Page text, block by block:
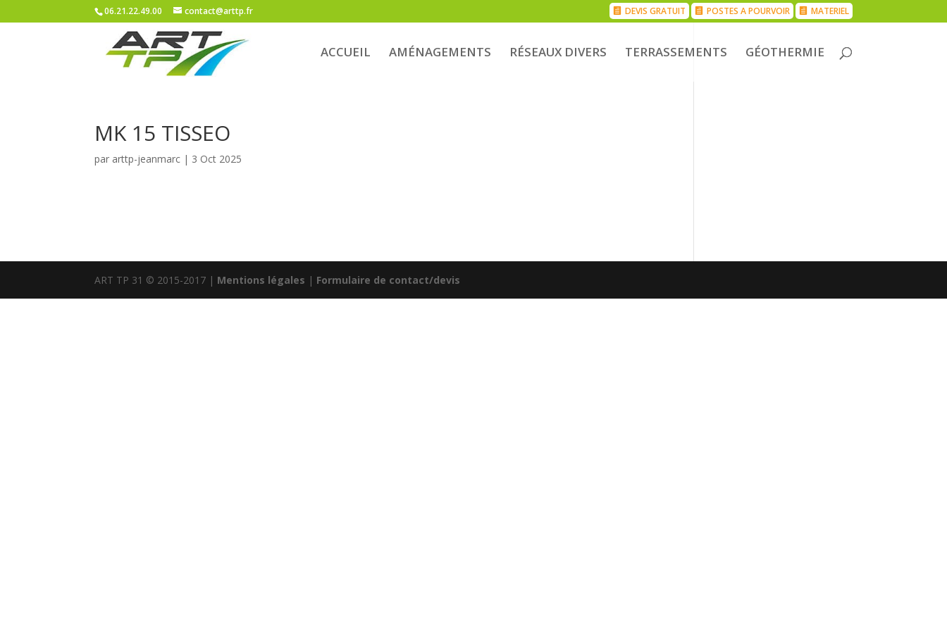
06.21.22.49.00 contact@arttp.fr DEVIS GRATUIT POSTES A POURVOIR MATERIEL
ACCUEIL AMÉNAGEMENTS RÉSEAUX DIVERS TERRASSEMENTS GÉOTHERMIE
MK 15 TISSEO
par arttp-jeanmarc | 3 Oct 2025
ART TP 31 © 2015-2017 | Mentions légales | Formulaire de contact/devis